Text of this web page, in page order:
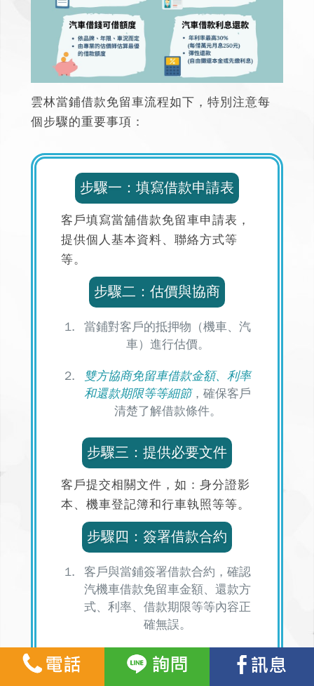
雲林當鋪借款免留車流程如下，特別注意每
個步驟的重要事項：
步驟一：填寫借款申請表
客戶填寫當舖借款免留車申請表，
提供個人基本資料、聯絡方式等
等。
步驟二：估價與協商
當鋪對客戶的抵押物（機車、汽
車）進行估價。
雙方協商免留車借款金額、利率
和還款期限等等細節，確保客戶
清楚了解借款條件。
步驟三：提供必要文件
客戶提交相關文件，如：身分證影
本、機車登記簿和行車執照等等。
步驟四：簽署借款合約
客戶與當鋪簽署借款合約， 確認
汽機車借款免留車金額、還款方
式、利率、借款期限等等內容正
確無誤。
確保客戶明確了解合約內容，避
免後續爭議。